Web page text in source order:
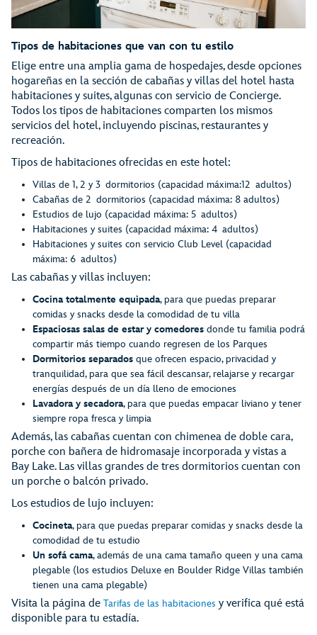
Tipos de habitaciones que van con tu estilo
Elige entre una amplia gama de hospedajes, desde opciones
hogareñas en la sección de cabañas y villas del hotel hasta
habitaciones y suites, algunas con servicio de Concierge.
Todos los tipos de habitaciones comparten los mismos
servicios del hotel, incluyendo piscinas, restaurantes y
recreación.
Tipos de habitaciones ofrecidas en este hotel:
Villas de 1, 2 y 3 dormitorios (capacidad máxima:12 adultos)
Cabañas de 2 dormitorios (capacidad máxima: 8 adultos)
Estudios de lujo (capacidad máxima: 5 adultos)
Habitaciones y suites (capacidad máxima: 4 adultos)
Habitaciones y suites con servicio Club Level (capacidad
máxima: 6 adultos)
Las cabañas y villas incluyen:
Cocina totalmente equipada, para que puedas preparar
comidas y snacks desde la comodidad de tu villa
Espaciosas salas de estar y comedores donde tu familia podrá
compartir más tiempo cuando regresen de los Parques
Dormitorios separados que ofrecen espacio, privacidad y
tranquilidad, para que sea fácil descansar, relajarse y recargar
energías después de un día lleno de emociones
Lavadora y secadora, para que puedas empacar liviano y tener
siempre ropa fresca y limpia
Además, las cabañas cuentan con chimenea de doble cara,
porche con bañera de hidromasaje incorporada y vistas a
Bay Lake. Las villas grandes de tres dormitorios cuentan con
un porche o balcón privado.
Los estudios de lujo incluyen:
Cocineta, para que puedas preparar comidas y snacks desde la
comodidad de tu estudio
Un sofá cama, además de una cama tamaño queen y una cama
plegable (los estudios Deluxe en Boulder Ridge Villas también
tienen una cama plegable)
Visita la página de Tarifas de las habitaciones y verifica qué está
disponible para tu estadía.